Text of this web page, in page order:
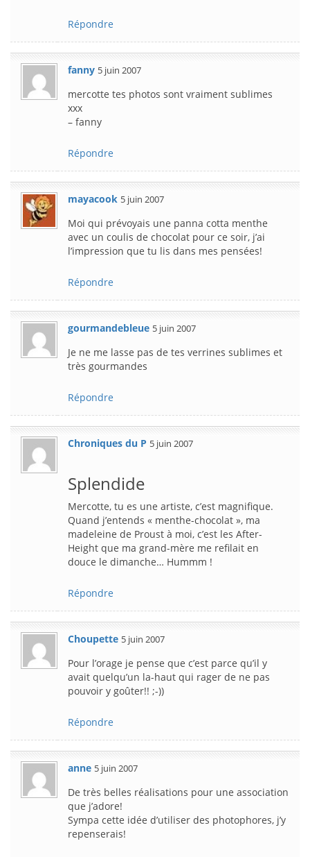
Répondre
fanny 5 juin 2007
mercotte tes photos sont vraiment sublimes
xxx
– fanny
Répondre
mayacook 5 juin 2007
Moi qui prévoyais une panna cotta menthe
avec un coulis de chocolat pour ce soir, j’ai
l’impression que tu lis dans mes pensées!
Répondre
gourmandebleue 5 juin 2007
Je ne me lasse pas de tes verrines sublimes et
très gourmandes
Répondre
Chroniques du P 5 juin 2007
Splendide
Mercotte, tu es une artiste, c’est magnifique.
Quand j’entends « menthe-chocolat », ma
madeleine de Proust à moi, c’est les After-
Height que ma grand-mère me refilait en
douce le dimanche… Hummm !
Répondre
Choupette 5 juin 2007
Pour l’orage je pense que c’est parce qu’il y
avait quelqu’un la-haut qui rager de ne pas
pouvoir y goûter!! ;-))
Répondre
anne 5 juin 2007
De très belles réalisations pour une association
que j’adore!
Sympa cette idée d’utiliser des photophores, j’y
repenserais!